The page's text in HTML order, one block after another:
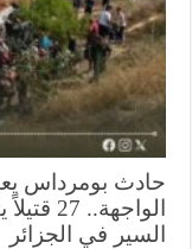
بومرداس يعيد
الواجهة.. 27
في الجزائر